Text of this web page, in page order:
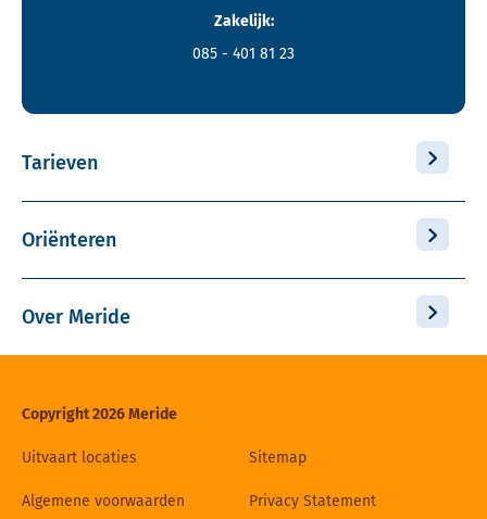
Zakelijk:
085 - 401 81 23
Tarieven
Oriënteren
Over Meride
Copyright 2026 Meride
Uitvaart locaties Sitemap
Algemene voorwaarden Privacy Statement